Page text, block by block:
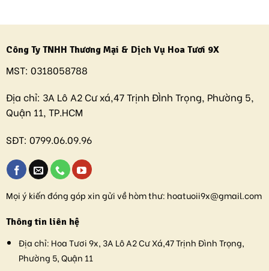
Công Ty TNHH Thương Mại & Dịch Vụ Hoa Tươi 9X
MST: 0318058788
Địa chỉ: 3A Lô A2 Cư xá,47 Trịnh ĐÌnh Trọng, Phường 5,
Quận 11, TP.HCM
SĐT: 0799.06.09.96
Mọi ý kiến đóng góp xin gửi về hòm thư: hoatuoii9x@gmail.com
Thông tin liên hệ
Địa chỉ: Hoa Tươi 9x, 3A Lô A2 Cư Xá,47 Trịnh Đình Trọng,
Phường 5, Quận 11